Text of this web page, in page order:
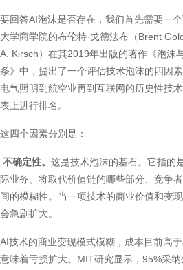
要回答AI泡沫是否存在，我们首先需要一
大学商学院的布伦特·戈德法布（Brent
A. Kirsch）在其2019年出版的著作《泡沫
条》中，提出了一个评估技术泡沫的四因
电气照明到航空业再到互联网的历史性技
表上进行排名。
这四个因素分别是：
不确定性。 这是技术泡沫的基石。它指的
际业务、将取代价值链的哪些部分、竞争
间的模糊性。当一项技术的商业价值和变
会急剧扩大。
AI技术的商业变现模式模糊，成本目前高
意味着亏损扩大。MIT研究显示，95%采